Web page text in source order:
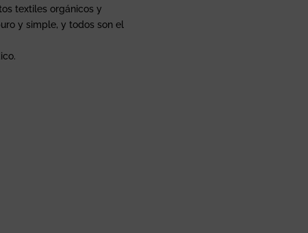
textiles orgánicos y
y simple, y todos son el